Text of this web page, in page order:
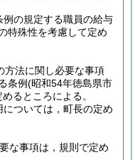
の規定する職員の給与
特殊性を考慮して定め
方法に関し必要な事項
条例(昭和54年徳島県市
るところによる。
ついては，町長の定め
な事項は，規則で定め